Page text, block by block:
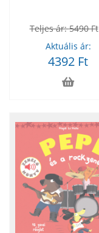
Teljes ár:5490 Ft
Aktuális ár:
4392 Ft